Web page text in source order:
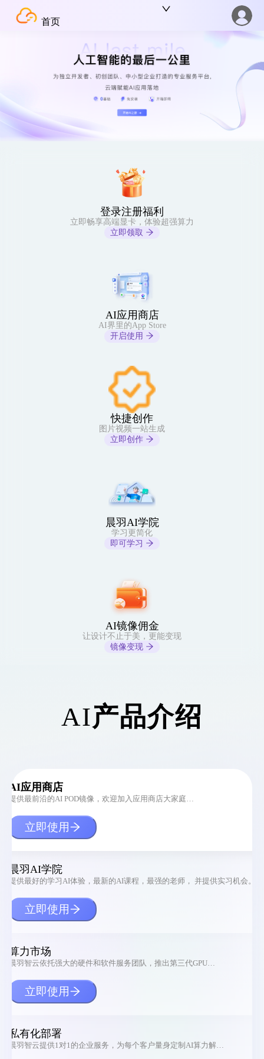
首页
登录注册福利
立即畅享高端显卡，体验超强算力
立即领取
AI应用商店
AI界里的App Store
开启使用
快捷创作
图片视频一站生成
立即创作
晨羽AI学院
学习更简化
即可学习
AI镜像佣金
让设计不止于美，更能变现
镜像变现
AI产品介绍
AI应用商店
提供最前沿的AI POD镜像，欢迎加入应用商店大家庭…
立即使用
晨羽AI学院
提供最好的学习AI体验，最新的AI课程，最强的老师， 并提供实习机会。
立即使用
算力市场
晨羽智云依托强大的硬件和软件服务团队，推出第三代GPU…
立即使用
私有化部署
晨羽智云提供1对1的企业服务，为每个客户量身定制AI算力解…